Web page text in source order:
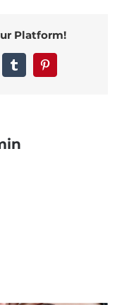
Platform!
Tumblr